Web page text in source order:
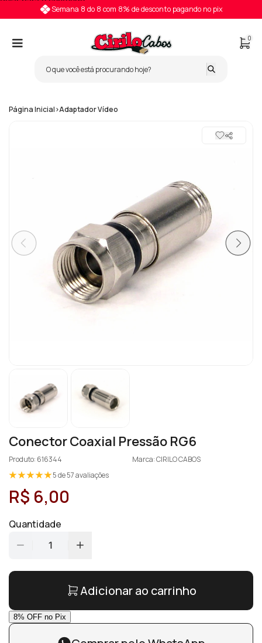
Semana 8 do 8 com 8% de desconto pagando no pix
0
Página Inicial>Adaptador Vídeo
Conector Coaxial Pressão RG6
Produto: 616344
Marca: CIRILO CABOS
5 de 57 avaliações
R$ 6,00
Quantidade
1
Adicionar ao carrinho